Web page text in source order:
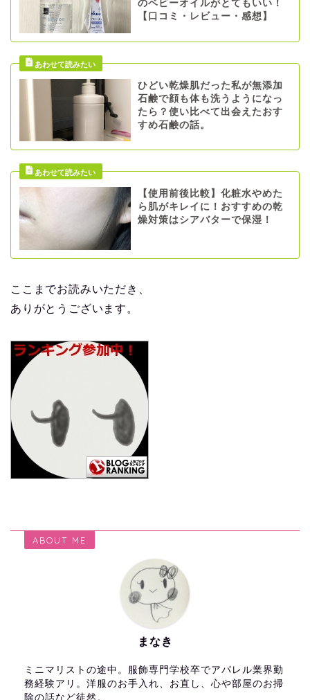
のベビーオイルがとてもいい！
【口コミ・レビュー・感想】
ひどい乾燥肌だった私が無添加
石鹸で顔も体も洗うようになっ
たら？使い比べて出会えたおす
すめ石鹸の話。
【使用前後比較】化粧水やめた
ら肌がキレイに！おすすめの乾
燥対策はシアバターで保湿！
ここまでお読みいただき、
ありがとうございます。
ABOUT ME
まなき
ミニマリストの途中。服飾専門学校卒でアパレル業界勤
務経験アリ。洋服のお手入れ、お直し、心や部屋のお掃
除の話など徒然。